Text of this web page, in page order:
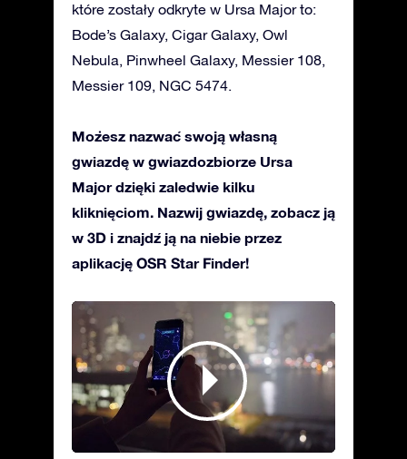
które zostały odkryte w Ursa Major to:
Bode’s Galaxy, Cigar Galaxy, Owl
Nebula, Pinwheel Galaxy, Messier 108,
Messier 109, NGC 5474.
Możesz nazwać swoją własną
gwiazdę w gwiazdozbiorze Ursa
Major dzięki zaledwie kilku
kliknięciom. Nazwij gwiazdę, zobacz ją
w 3D i znajdź ją na niebie przez
aplikację OSR Star Finder!